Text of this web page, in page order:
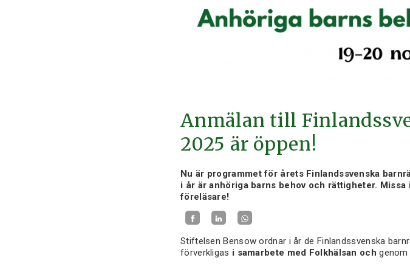
Anmälan till
2025 är öppen!
Nu är programmet för årets Finlandssvenska
i år är anhöriga barns behov och rättigheter.
föreläsare!
Stiftelsen Bensow ordnar i år de Finlandssvenska
förverkligas i samarbete med Folkhälsan och genom